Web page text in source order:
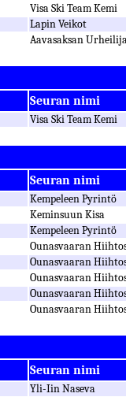
Visa Ski Team Kemi
Lapin Veikot
Aavasaksan
Seuran nimi
Visa Ski Team Kemi
Seuran nimi
Kempeleen Pyrintö
Keminsuun Kisa
Kempeleen Pyrintö
Ounasvaaran
Ounasvaaran
Ounasvaaran
Ounasvaaran
Ounasvaaran
Seuran nimi
Yli-Iin Naseva